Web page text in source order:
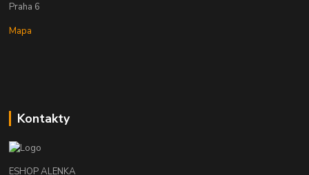
Praha 6
Mapa
Kontakty
ESHOP ALENKA